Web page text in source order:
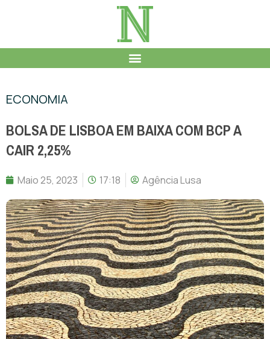
ECONOMIA
BOLSA DE LISBOA EM BAIXA COM BCP A
CAIR 2,25%
Maio 25, 2023 17:18 Agência Lusa